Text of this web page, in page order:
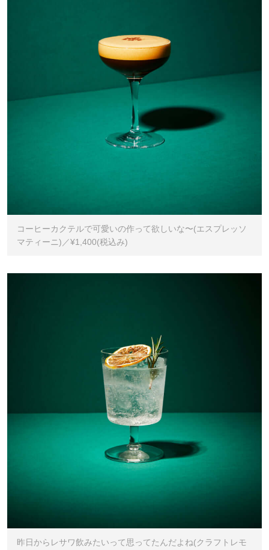
コーヒーカクテルで可愛いの作って欲しいな〜(エスプレッソ
マティーニ)／¥1,400(税込み)
昨日からレサワ飲みたいって思ってたんだよね(クラフトレモ